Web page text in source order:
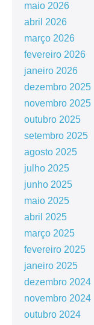
maio 2026
abril 2026
março 2026
fevereiro 2026
janeiro 2026
dezembro 2025
novembro 2025
outubro 2025
setembro 2025
agosto 2025
julho 2025
junho 2025
maio 2025
abril 2025
março 2025
fevereiro 2025
janeiro 2025
dezembro 2024
novembro 2024
outubro 2024